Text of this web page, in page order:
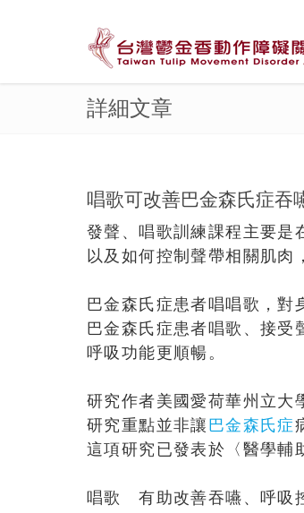
詳細文章
唱歌可改善巴金森氏症吞
發聲、唱歌訓練課程主要是
以及如何控制聲帶相關肌肉
巴金森氏症患者唱唱歌，對
巴金森氏症患者唱歌、接受
呼吸功能更順暢。
研究作者美國愛荷華州立大
研究重點並非讓巴金森氏症
這項研究已發表於〈醫學
唱歌 有助改善吞嚥、呼吸